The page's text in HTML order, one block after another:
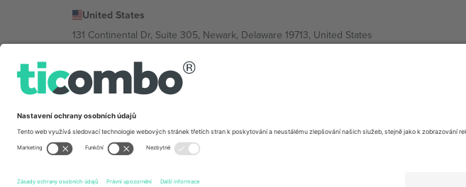
United States
131 Continental Dr, Suite 305, Newark, Delaware 19713, United States
Bulgaria
Regus Sofia City West, bul Totleben 53-55, 1606 Sofia, Bulgaria
Mexico
Av Chapultepec 360, Roma Norte, Cuauhtémoc, 06700 Ciudad de México, CDMX, Mexico
2026 Ticombo. Všechna práva vyhrazena.